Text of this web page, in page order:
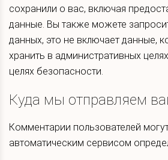
сохранили о вас, включая
данные. Вы также можете
данных, это не включает данные,
хранить в административных
целях безопасности.
Куда мы отправляем
Комментарии пользователей
автоматическим сервисом